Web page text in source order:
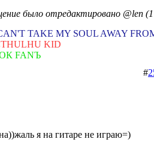
было отредактировано @len
TAKE MY SOUL AWAY
KID
FANЪ
#
я на гитаре не играю=)